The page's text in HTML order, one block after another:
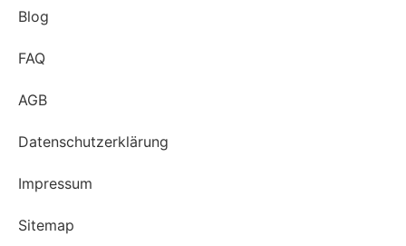
Blog
FAQ
AGB
Datenschutzerklärung
Impressum
Sitemap